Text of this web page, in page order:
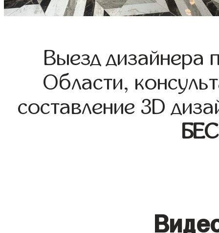
Выезд дизайнера
Области,
составление 3D